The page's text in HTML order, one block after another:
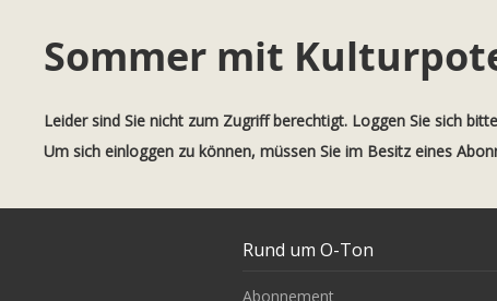
Sommer mit
Leider sind Sie nicht zum Zugriff berechtigt. Loggen Sie sich bitte
Um sich einloggen zu können, müssen Sie im Besitz eines
Rund um O-Ton
Abonnement